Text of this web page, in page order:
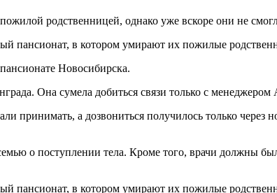
родственницей, однако уже вскоре они не
Новосибирска.
Она сумела добиться связи только с
принимать, а дозвониться получилось только
о поступлении тела. Кроме того, врачи должны